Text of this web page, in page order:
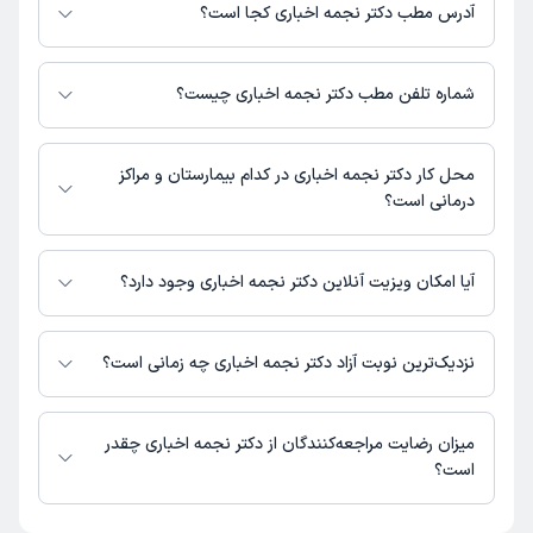
هزینه مشاوره پزشکی تلفنی: 300000 تومان
آدرس مطب دکتر نجمه اخباری کجا است؟
دکتر نجمه اخباری 1 مطب فعال دارند. آدرس مطب‌های دکتر نجمه اخباری به
شرح زیر است.
70، طبقه 3، واحد 10
شماره تلفن مطب دکتر نجمه اخباری چیست؟
مطب تجریش : 02122722157,02122722129
محل کار دکتر نجمه اخباری در کدام بیمارستان و مراکز
درمانی است؟
اطلاعاتی درباره محل فعالیت دکتر نجمه اخباری در مراکز درمانی در دسترس
نیست.
آیا امکان ویزیت آنلاین دکتر نجمه اخباری وجود دارد؟
در حال حاضر دکتر نجمه اخباری مشاوره پزشکی تلفنی فعال دارند.
نزدیک‌ترین نوبت آزاد دکتر نجمه اخباری چه زمانی است؟
دکتر نجمه اخباری از روز شنبه 17 مرداد 1405 بیمار جدید می‌پذیرند.
میزان رضایت مراجعه‌کنندگان از دکتر نجمه اخباری چقدر
است؟